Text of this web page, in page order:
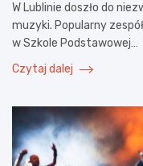
W Lublinie doszło do
muzyki. Popularny
w Szkole Podstawowej…
Czytaj dalej